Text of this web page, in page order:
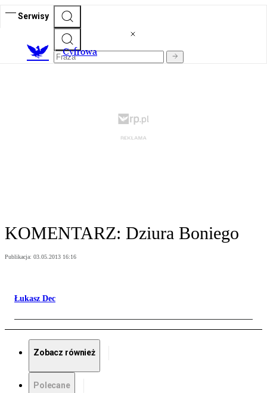
Serwisy
Cyfrowa
KOMENTARZ: Dziura Boniego
Publikacja: 03.05.2013 16:16
Łukasz Dec
Zobacz również
Polecane